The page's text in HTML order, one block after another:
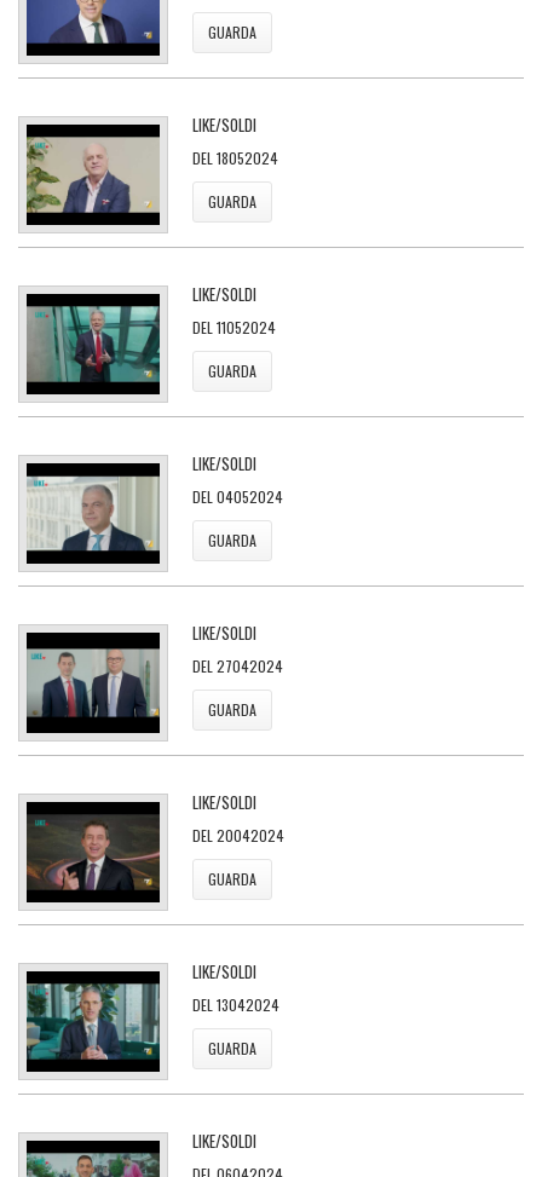
GUARDA
LIKE/SOLDI
DEL 18052024
GUARDA
LIKE/SOLDI
DEL 11052024
GUARDA
LIKE/SOLDI
DEL 04052024
GUARDA
LIKE/SOLDI
DEL 27042024
GUARDA
LIKE/SOLDI
DEL 20042024
GUARDA
LIKE/SOLDI
DEL 13042024
GUARDA
LIKE/SOLDI